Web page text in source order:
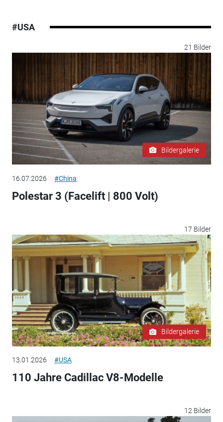
#USA
21 Bilder
Bildergalerie
16.07.2026 #China
Polestar 3 (Facelift | 800 Volt)
17 Bilder
Bildergalerie
13.01.2026 #USA
110 Jahre Cadillac V8-Modelle
12 Bilder